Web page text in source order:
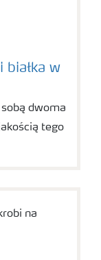
białka w
sobą dwoma
tego